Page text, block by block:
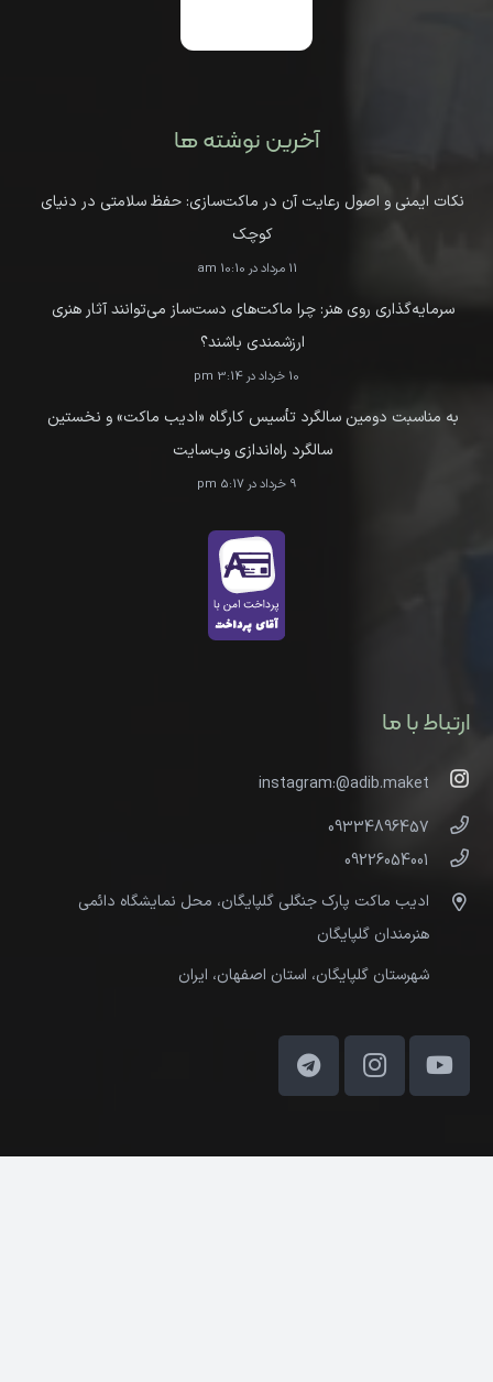
آخرین نوشته ها
نکات ایمنی و اصول رعایت آن در ماکت‌سازی: حفظ سلامتی در دنیای
کوچک
11 مرداد در 10:10 am
سرمایه‌گذاری روی هنر: چرا ماکت‌های دست‌ساز می‌توانند آثار هنری
ارزشمندی باشند؟
10 خرداد در 3:14 pm
به مناسبت دومین سالگرد تأسیس کارگاه «ادیب ماکت» و نخستین
سالگرد راه‌اندازی وب‌سایت
9 خرداد در 5:17 pm
ارتباط با ما
instagram:@adib.maket
09334896457
09226054001
ادیب ماکت پارک جنگلی گلپایگان، محل نمایشگاه دائمی
هنرمندان گلپایگان
شهرستان گلپایگان، استان اصفهان، ایران